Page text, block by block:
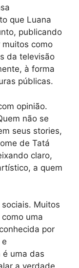
que Luana
publicando
como
da televisão
à forma
públicas.
opinião.
não se
seus stories,
de Tatá
claro,
a quem
Muitos
uma
por
é uma das